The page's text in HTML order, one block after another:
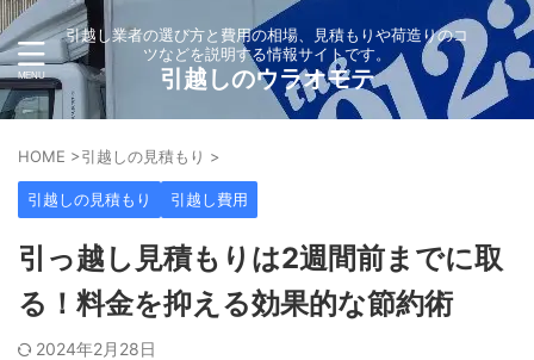
引越し業者の選び方と費用の相場、見積もりや荷造りのコ
ツなどを説明する情報サイトです。
引越しのウラオモテ
HOME >引越しの見積もり >
引越しの見積もり 引越し費用
引っ越し見積もりは2週間前までに取
る！料金を抑える効果的な節約術
2024年2月28日